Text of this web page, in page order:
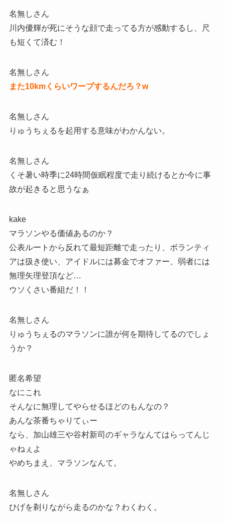
名無しさん
川内優輝が死にそうな顔で走ってる方が感動するし、尺
も短くて済む！
名無しさん
また10kmくらいワープするんだろ？w
名無しさん
りゅうちぇるを起用する意味がわかんない。
名無しさん
くそ暑い時季に24時間仮眠程度で走り続けるとか今に事
故が起きると思うなぁ
kake
マラソンやる価値あるのか？
公表ルートから反れて最短距離で走ったり、ボランティ
アは扱き使い、アイドルには募金でオファー、弱者には
無理矢理登頂など…
ウソくさい番組だ！！
名無しさん
りゅうちぇるのマラソンに誰が何を期待してるのでしょ
うか？
匿名希望
なにこれ
そんなに無理してやらせるほどのもんなの？
あんな茶番ちゃりてぃー
なら、加山雄三や谷村新司のギャラなんてはらってんじ
ゃねぇよ
やめちまえ、マラソンなんて。
名無しさん
ひげを剃りながら走るのかな？わくわく。